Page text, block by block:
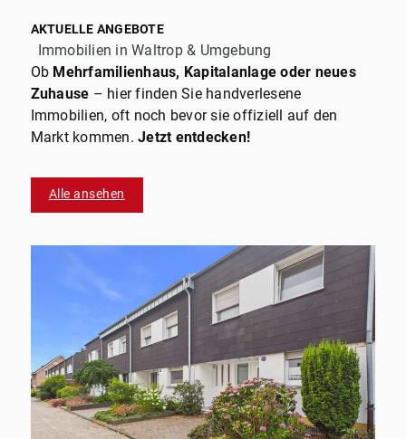
AKTUELLE ANGEBOTE
Immobilien in Waltrop & Umgebung
Ob Mehrfamilienhaus, Kapitalanlage oder neues
Zuhause – hier finden Sie handverlesene
Immobilien, oft noch bevor sie offiziell auf den
Markt kommen.Jetzt entdecken!
Alle ansehen